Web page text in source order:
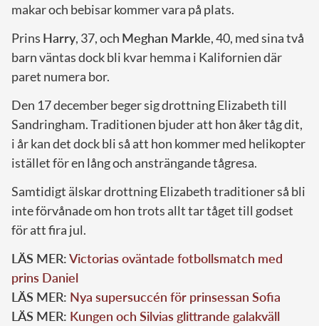
makar och bebisar kommer vara på plats.
Prins Harry, 37, och Meghan Markle, 40, med sina två
barn väntas dock bli kvar hemma i Kalifornien där
paret numera bor.
Den 17 december beger sig drottning Elizabeth till
Sandringham. Traditionen bjuder att hon åker tåg dit,
i år kan det dock bli så att hon kommer med helikopter
istället för en lång och ansträngande tågresa.
Samtidigt älskar drottning Elizabeth traditioner så bli
inte förvånade om hon trots allt tar tåget till godset
för att fira jul.
LÄS MER:Victorias oväntade fotbollsmatch med
prins Daniel
LÄS MER: Nya supersuccén för prinsessan Sofia
LÄS MER: Kungen och Silvias glittrande galakväll